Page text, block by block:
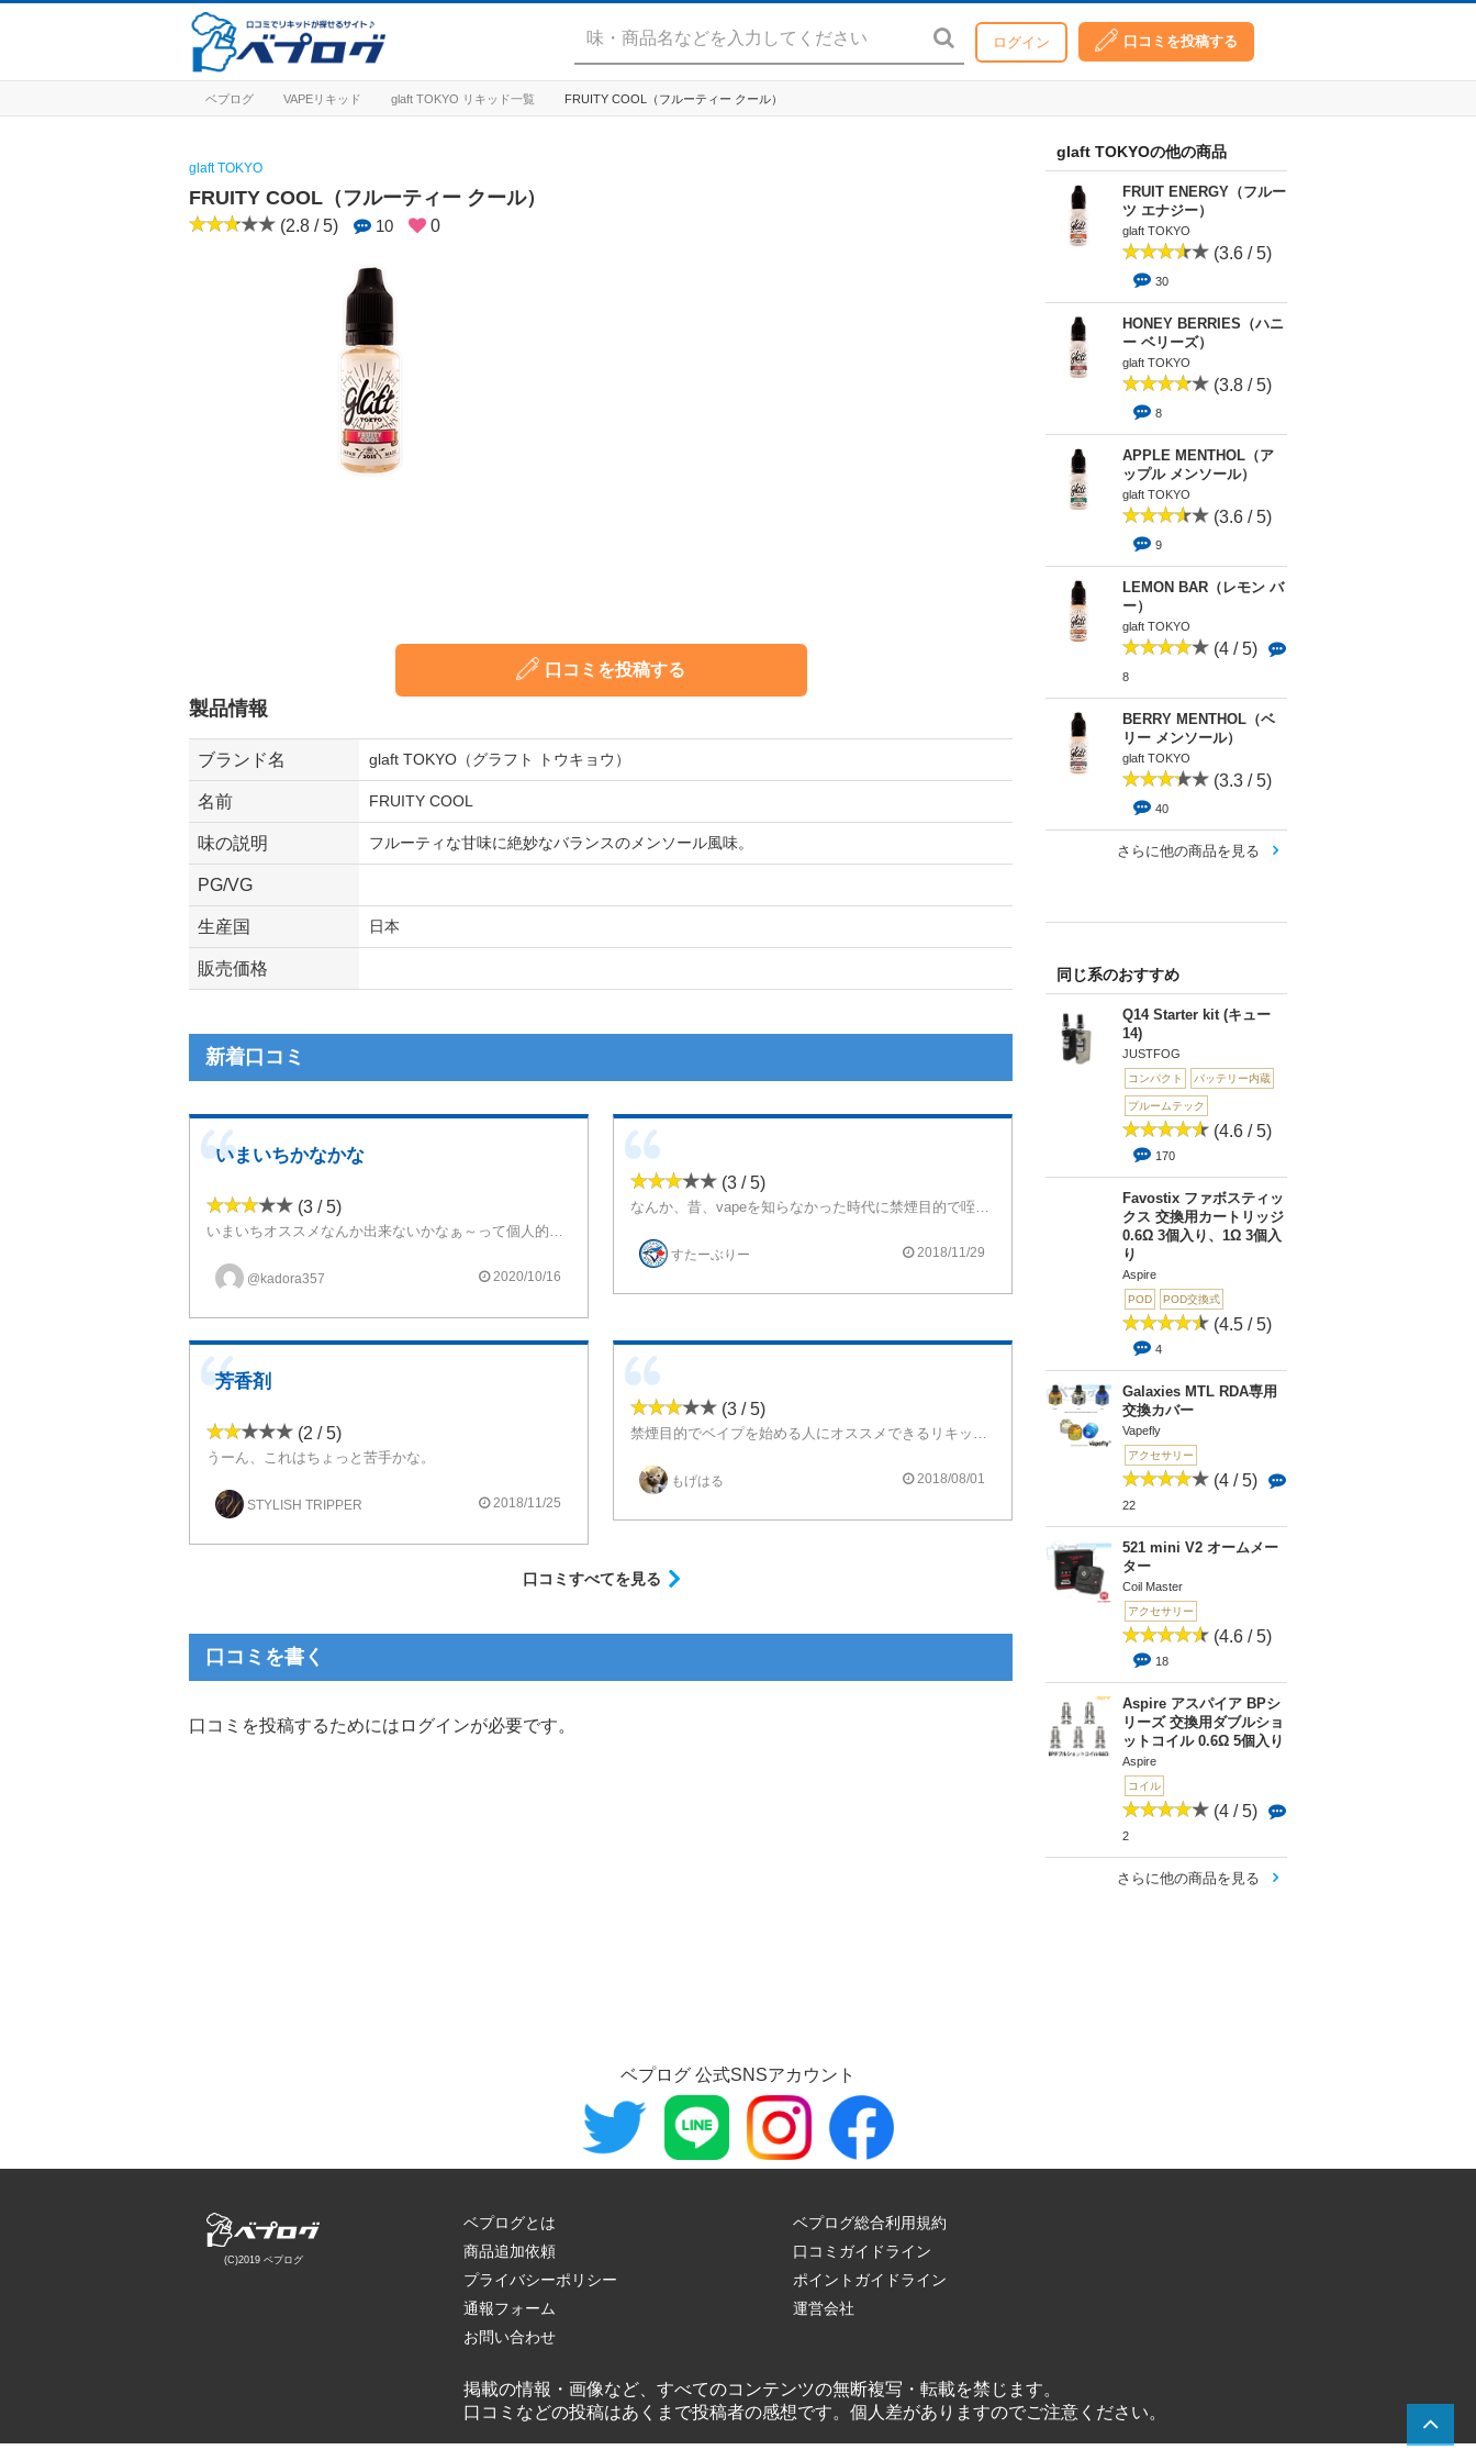
ログイン 口コミを投稿する
ベプログ VAPEリキッド glaft TOKYO リキッド一覧 FRUITY COOL（フルーティー クール）
glaft TOKYOの他の商品
FRUIT ENERGY（フルー
ツ エナジー）
glaft TOKYO
(3.6 / 5)
30
HONEY BERRIES（ハニ
ー ベリーズ）
glaft TOKYO
(3.8 / 5)
8
APPLE MENTHOL（ア
ップル メンソール）
glaft TOKYO
(3.6 / 5)
9
LEMON BAR（レモン バ
ー）
glaft TOKYO
(4 / 5)
8
BERRY MENTHOL（ベ
リー メンソール）
glaft TOKYO
(3.3 / 5)
40
さらに他の商品を見る
同じ系のおすすめ
Q14 Starter kit (キュー
14)
JUSTFOG
コンパクト バッテリー内蔵
プルームテック
(4.6 / 5)
170
Favostix ファボスティッ
クス 交換用カートリッジ
0.6Ω 3個入り、1Ω 3個入
り
Aspire
POD POD交換式
(4.5 / 5)
4
Galaxies MTL RDA専用
交換カバー
Vapefly
アクセサリー
(4 / 5)
22
521 mini V2 オームメー
ター
Coil Master
アクセサリー
(4.6 / 5)
18
Aspire アスパイア BPシ
リーズ 交換用ダブルショ
ットコイル 0.6Ω 5個入り
Aspire
コイル
(4 / 5)
2
さらに他の商品を見る
glaft TOKYO
FRUITY COOL（フルーティー クール）
(2.8 / 5) 10 0
口コミを投稿する
製品情報
ブランド名 glaft TOKYO（グラフト トウキョウ）
名前 FRUITY COOL
味の説明 フルーティな甘味に絶妙なバランスのメンソール風味。
PG/VG
生産国 日本
販売価格
新着口コミ
いまいちかなかな
(3 / 5)
いまいちオススメなんか出来ないかなぁ～って個人的には、思ってしまったリキッドで、甘味はちゃんとあるのですけど、美味いって感じではなく、あまり、吸いたいって気分にはなれませんでしたかね！当然オススメしませんね
@kadora357 2020/10/16
(3 / 5)
なんか、昔、vapeを知らなかった時代に禁煙目的で咥えていた、
初めての頃だったら美味しく頂いていたかも。
すたーぶりー 2018/11/29
芳香剤
(2 / 5)
うーん、これはちょっと苦手かな。
フルーツ系は物によっては芳香剤っぽさがあったりするので苦手な人多いんじゃないかな。
好き嫌いが別れそうなリキッド。
STYLISH TRIPPER 2018/11/25
(3 / 5)
もげはる 2018/08/01
口コミすべてを見る
口コミを書く
口コミを投稿するためにはログインが必要です。
ベプログ 公式SNSアカウント
ベプログとは
商品追加依頼
プライバシーポリシー
通報フォーム
お問い合わせ
ベプログ総合利用規約
口コミガイドライン
ポイントガイドライン
運営会社
(C)2019 ベプログ
掲載の情報・画像など、すべてのコンテンツの無断複写・転載を禁じます。
口コミなどの投稿はあくまで投稿者の感想です。個人差がありますのでご注意ください。